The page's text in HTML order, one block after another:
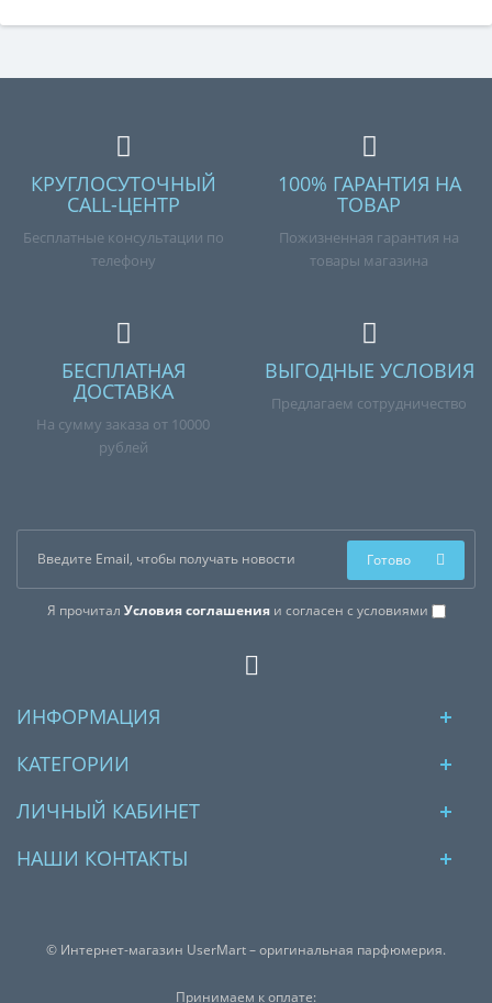
КРУГЛОСУТОЧНЫЙ
CALL-ЦЕНТР
Бесплатные консультации по
телефону
100% ГАРАНТИЯ НА
ТОВАР
Пожизненная гарантия на
товары магазина
БЕСПЛАТНАЯ
ДОСТАВКА
На сумму заказа от 10000
рублей
ВЫГОДНЫЕ УСЛОВИЯ
Предлагаем сотрудничество
Я прочитал Условия соглашенияи согласен с условиями
Готово
ИНФОРМАЦИЯ
КАТЕГОРИИ
ЛИЧНЫЙ КАБИНЕТ
НАШИ КОНТАКТЫ
© Интернет-магазин UserMart – оригинальная парфюмерия.
Принимаем к оплате: